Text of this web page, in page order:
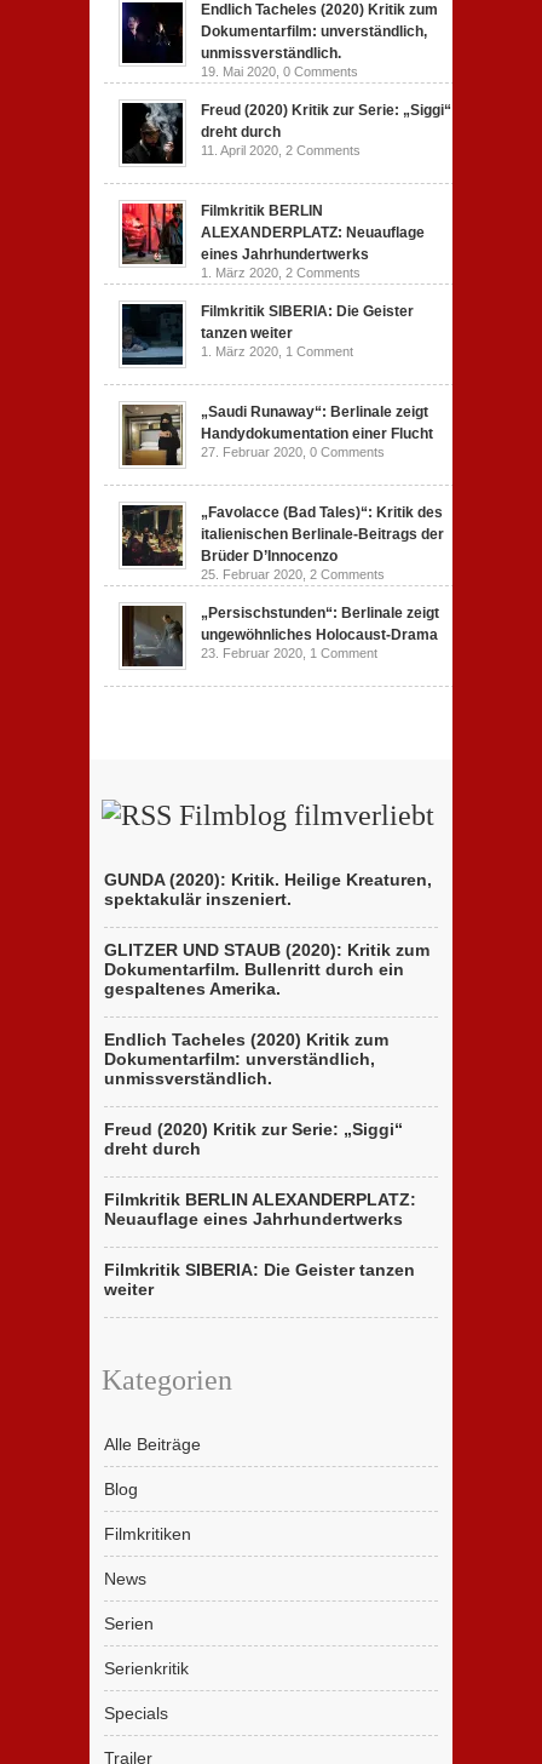
Endlich Tacheles (2020) Kritik zum
Dokumentarfilm: unverständlich,
unmissverständlich.
19. Mai 2020, 0 Comments
Freud (2020) Kritik zur Serie: „Siggi“
dreht durch
11. April 2020, 2 Comments
Filmkritik BERLIN
ALEXANDERPLATZ: Neuauflage
eines Jahrhundertwerks
1. März 2020, 2 Comments
Filmkritik SIBERIA: Die Geister
tanzen weiter
1. März 2020, 1 Comment
„Saudi Runaway“: Berlinale zeigt
Handydokumentation einer Flucht
27. Februar 2020, 0 Comments
„Favolacce (Bad Tales)“: Kritik des
italienischen Berlinale-Beitrags der
Brüder D’Innocenzo
25. Februar 2020, 2 Comments
„Persischstunden“: Berlinale zeigt
ungewöhnliches Holocaust-Drama
23. Februar 2020, 1 Comment
Filmblog filmverliebt
GUNDA (2020): Kritik. Heilige Kreaturen,
spektakulär inszeniert.
GLITZER UND STAUB (2020): Kritik zum
Dokumentarfilm. Bullenritt durch ein
gespaltenes Amerika.
Endlich Tacheles (2020) Kritik zum
Dokumentarfilm: unverständlich,
unmissverständlich.
Freud (2020) Kritik zur Serie: „Siggi“
dreht durch
Filmkritik BERLIN ALEXANDERPLATZ:
Neuauflage eines Jahrhundertwerks
Filmkritik SIBERIA: Die Geister tanzen
weiter
Kategorien
Alle Beiträge
Blog
Filmkritiken
News
Serien
Serienkritik
Specials
Trailer